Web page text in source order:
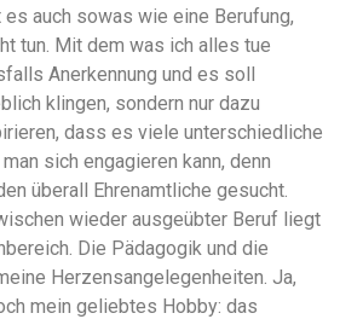
auch sowas wie eine Berufung,
tun. Mit dem was ich alles tue
Anerkennung und es soll
klingen, sondern nur dazu
dass es viele unterschiedliche
sich engagieren kann, denn
überall Ehrenamtliche gesucht.
wieder ausgeübter Beruf liegt
Die Pädagogik und die
Herzensangelegenheiten. Ja,
mein geliebtes Hobby: das